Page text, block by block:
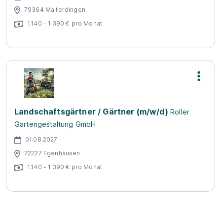
79364 Malterdingen
1.140 - 1.390 € pro Monat
Landschaftsgärtner / Gärtner (m/w/d) Roller
Gartengestaltung GmbH
01.08.2027
72227 Egenhausen
1.140 - 1.390 € pro Monat